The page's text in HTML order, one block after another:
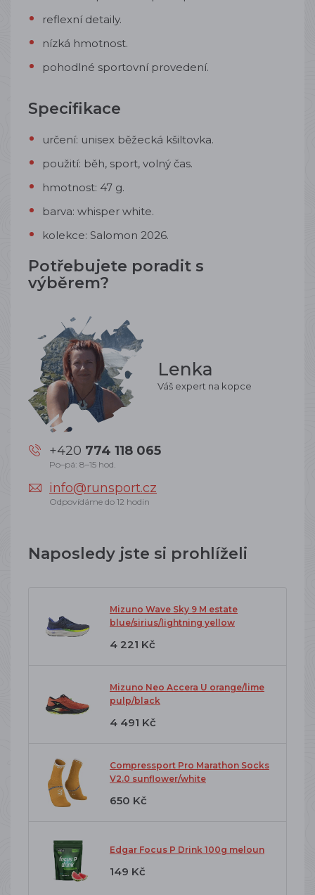
reflexní detaily.
nízká hmotnost.
pohodlné sportovní provedení.
Specifikace
určení: unisex běžecká kšiltovka.
použití: běh, sport, volný čas.
hmotnost: 47 g.
barva: whisper white.
kolekce: Salomon 2026.
Potřebujete poradit s
výběrem?
Lenka
Váš expert na kopce
+420 774 118 065
Po–pá: 8–15 hod.
info@runsport.cz
Odpovídáme do 12 hodin
Naposledy jste si prohlíželi
Mizuno Wave Sky 9 M estate
blue/sirius/lightning yellow
4 221 Kč
Mizuno Neo Accera U orange/lime
pulp/black
4 491 Kč
Compressport Pro Marathon Socks
V2.0 sunflower/white
650 Kč
Edgar Focus P Drink 100g meloun
149 Kč